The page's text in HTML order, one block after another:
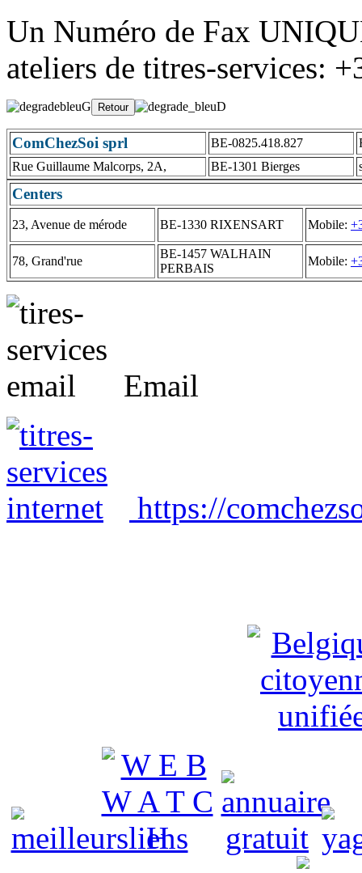
Un Numéro de Fax
ateliers de titres-services:
ComChezSoi sprl BE-0825.418.827
Rue Guillaume Malcorps, 2A,
BE-1301 Bierges
Centers
23, Avenue de mérode BE-1330 RIXENSART Mobile:
78, Grand'rue
BE-1457 WALHAIN
PERBAIS
Mobile:
Email
https://